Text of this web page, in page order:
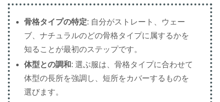
骨格タイプの特定: 自分がストレート、ウェー
ブ、ナチュラルのどの骨格タイプに属するかを
知ることが最初のステップです。
体型との調和: 選ぶ服は、骨格タイプに合わせて
体型の長所を強調し、短所をカバーするものを
選びます。